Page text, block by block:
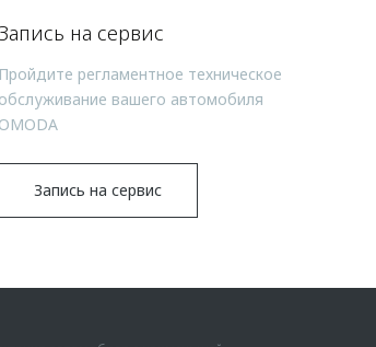
Запись на сервис
Пройдите регламентное техническое
обслуживание вашего автомобиля
OMODA
Запись на сервис